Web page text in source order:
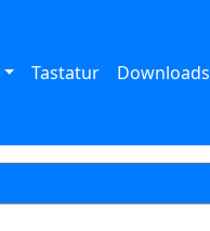
Tastatur Downloads